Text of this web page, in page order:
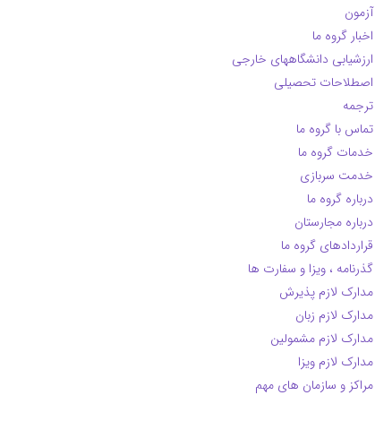
آزمون
اخبار گروه ما
ارزشیابی دانشگاههای خارجی
اصطلاحات تحصیلی
ترجمه
تماس با گروه ما
خدمات گروه ما
خدمت سربازی
درباره گروه ما
درباره مجارستان
قراردادهای گروه ما
گذرنامه ، ویزا و سفارت ها
مدارک لازم پذیرش
مدارک لازم زبان
مدارک لازم مشمولین
مدارک لازم ویزا
مراکز و سازمان های مهم